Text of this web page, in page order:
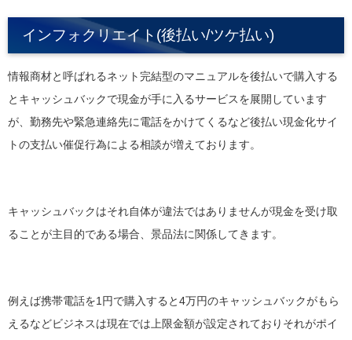
インフォクリエイト(後払い/ツケ払い)
情報商材と呼ばれるネット完結型のマニュアルを後払いで購入する
とキャッシュバックで現金が手に入るサービスを展開しています
が、勤務先や緊急連絡先に電話をかけてくるなど後払い現金化サイ
トの支払い催促行為による相談が増えております。
キャッシュバックはそれ自体が違法ではありませんが現金を受け取
ることが主目的である場合、景品法に関係してきます。
例えば携帯電話を1円で購入すると4万円のキャッシュバックがもら
えるなどビジネスは現在では上限金額が設定されておりそれがポイ